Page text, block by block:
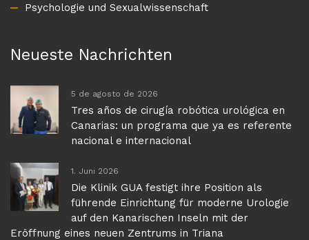
Psychologie und Sexualwissenschaft
Neueste Nachrichten
5 de agosto de 2026
Tres años de cirugía robótica urológica en
Canarias: un programa que ya es referente
nacional e internacional
1. Juni 2026
Die Klinik GUA festigt ihre Position als
führende Einrichtung für moderne Urologie
auf den Kanarischen Inseln mit der
Eröffnung eines neuen Zentrums in Triana